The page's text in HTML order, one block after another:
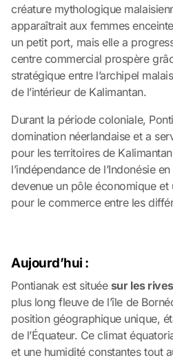
créature mythologique
apparaîtrait aux femmes
un petit port, mais elle a
centre commercial prospère
stratégique entre l’archipel
de l’intérieur de Kalimantan.
Durant la période coloniale,
domination néerlandaise et a
pour les territoires de
l’indépendance de l’Indonésie
devenue un pôle économique et
pour le commerce entre les
Aujourd’hui :
Pontianak est située sur les
plus long fleuve de l’île de
position géographique unique,
de l’Équateur. Ce climat
et une humidité constantes tout